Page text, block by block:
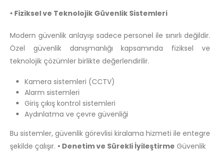
• Fiziksel ve Teknolojik Güvenlik Sistemleri
Modern güvenlik anlayışı sadece personel ile sınırlı değildir.
Özel güvenlik danışmanlığı kapsamında fiziksel ve
teknolojik çözümler birlikte değerlendirilir.
Kamera sistemleri (CCTV)
Alarm sistemleri
Giriş çıkış kontrol sistemleri
Aydınlatma ve çevre güvenliği
Bu sistemler, güvenlik görevlisi kiralama hizmeti ile entegre
şekilde çalışır. • Denetim ve Sürekli İyileştirme Güvenlik